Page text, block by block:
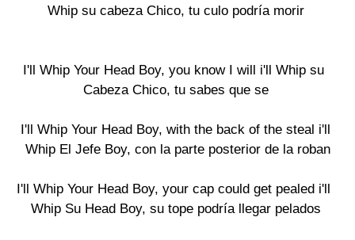
Whip su cabeza Chico, tu culo podría morir
I'll Whip Your Head Boy, you know I will i'll Whip su
Cabeza Chico, tu sabes que se
I'll Whip Your Head Boy, with the back of the steal i'll
Whip El Jefe Boy, con la parte posterior de la roban
I'll Whip Your Head Boy, your cap could get pealed i'll
Whip Su Head Boy, su tope podría llegar pelados